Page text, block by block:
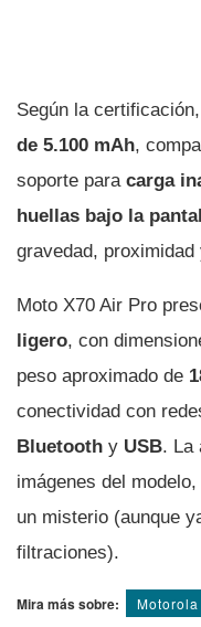
Según la
de 5.100 mAh,
soporte para carga
huellas bajo la
gravedad,
Moto X70 Air Pro
ligero, con
peso aproximado de
conectividad con
Bluetooth y USB. La
imágenes del
un misterio (aunque
filtraciones).
Mira más sobre: Motorola